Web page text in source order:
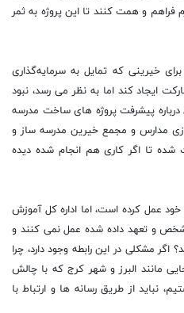
فراهم و همت کنند تا این پروژه به ثمر
برای خیرینی که تمایل به سرمایه‌گذاری
ایجاد کند اما به نظر می رسد، نبود
پیشرفت پروژه های ساخت مدرسه
مدارس و مجمع خیرین مدرسه ساز و
شده تا اگر کاری هم انجام شده دیده
عمل کرده است، اما اداره کل آموزش
و تعهد داده شده عمل نمی کنند و
مشکلی در این رابطه وجود دارد، چرا
مانند البرز و شهر کرج که با چالش
نباید از طریق رسانه ها و ارتباط با